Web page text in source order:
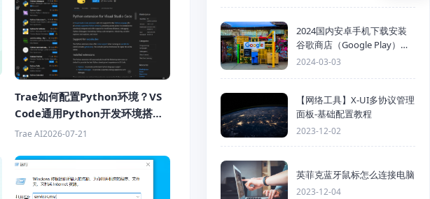
Trae如何配置Python环境？VS
Code通用Python开发环境搭建
教程
Trae AI2026-07-21
2024国内安卓手机下载安装
谷歌商店（Google Play）详
细步骤
2024-03-03
【网络工具】X-UI多协议管理
面板-基础配置教程
2023-12-02
英菲克蓝牙鼠标怎么连接电脑
2023-12-04